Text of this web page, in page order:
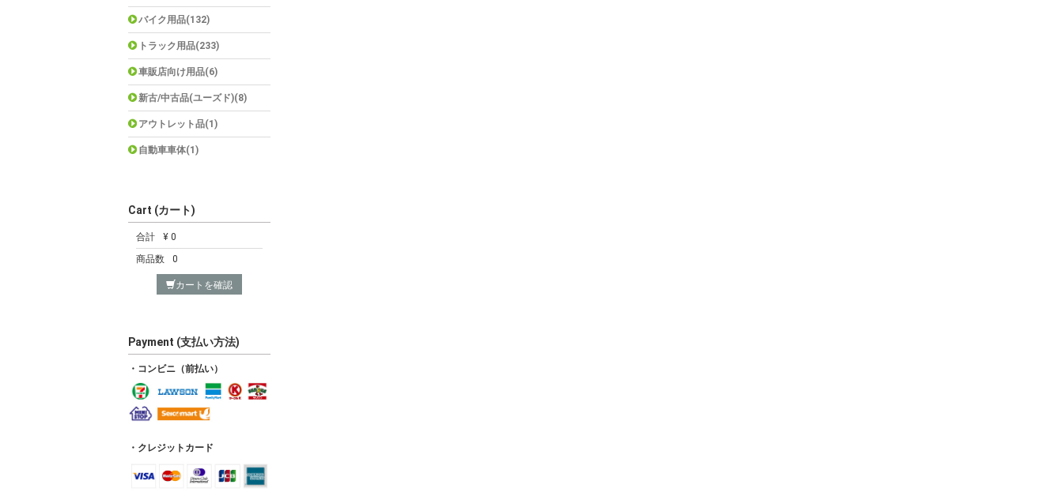
バイク用品(132)
トラック用品(233)
車販店向け用品(6)
新古/中古品(ユーズド)(8)
アウトレット品(1)
自動車車体(1)
Cart (カート)
合計
¥ 0
商品数
0
カートを確認
Payment (支払い方法)
・コンビニ（前払い）
・クレジットカード